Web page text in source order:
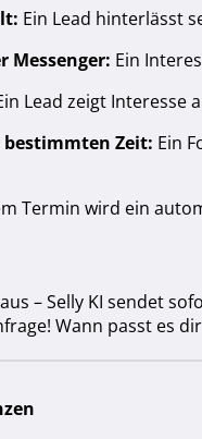
Ein Lead hinterlässt
Messenger: Ein
Lead zeigt Interesse
Zeit: Ein
Termin wird ein
– Selly KI sendet
Wann passt es